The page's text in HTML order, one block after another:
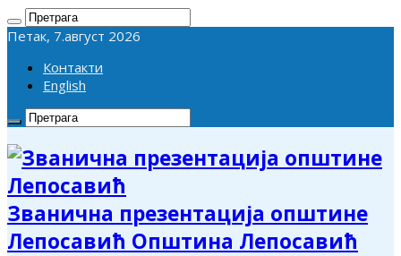
Петак, 7.август 2026
Контакти
English
Званична презентација општине
Лепосавић Општина Лепосавић